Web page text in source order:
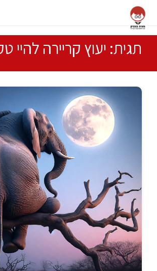
תגית: יעוץ קריירה להיי